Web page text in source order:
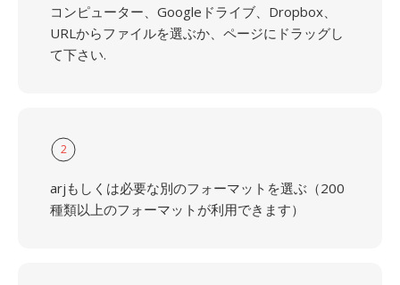
コンピューター、Googleドライブ、Dropbox、
URLからファイルを選ぶか、ページにドラッグし
て下さい.
2
arjもしくは必要な別のフォーマットを選ぶ（200
種類以上のフォーマットが利用できます）